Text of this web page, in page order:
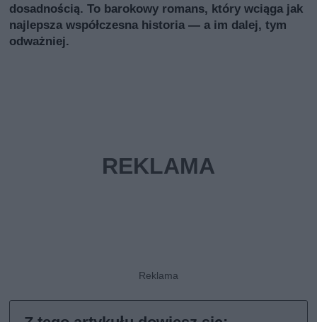
dosadnością. To barokowy romans, który wciąga jak
najlepsza współczesna historia — a im dalej, tym
odważniej.